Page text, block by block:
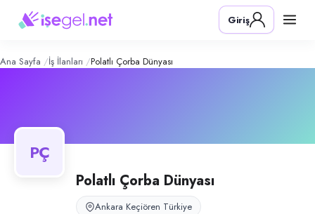
Çorba Dünyası – Şirket Profili
Konum:
Polatlı Çorba Dünyası, Keçiören, Ankara bölgesinde çorba ve
Kepçeci
Giriş
Ana Sayfa İş İlanları Polatlı Çorba Dünyası
PÇ
Polatlı Çorba Dünyası
Ankara Keçiören Türkiye